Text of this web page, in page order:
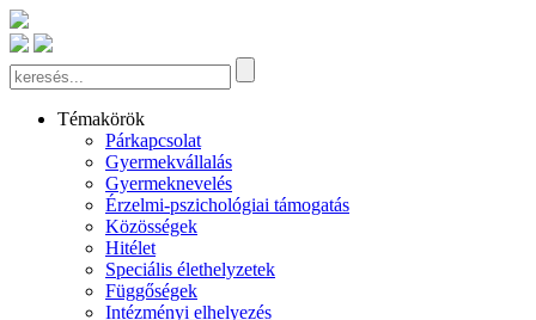
Témakörök
Párkapcsolat
Gyermekvállalás
Gyermeknevelés
Érzelmi-pszichológiai támogatás
Közösségek
Hitélet
Speciális élethelyzetek
Függőségek
Intézményi elhelyezés